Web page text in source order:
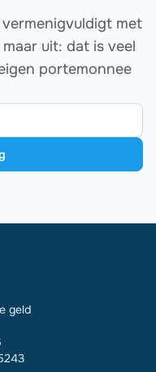
met
uit: dat is veel
portemonnee
geld